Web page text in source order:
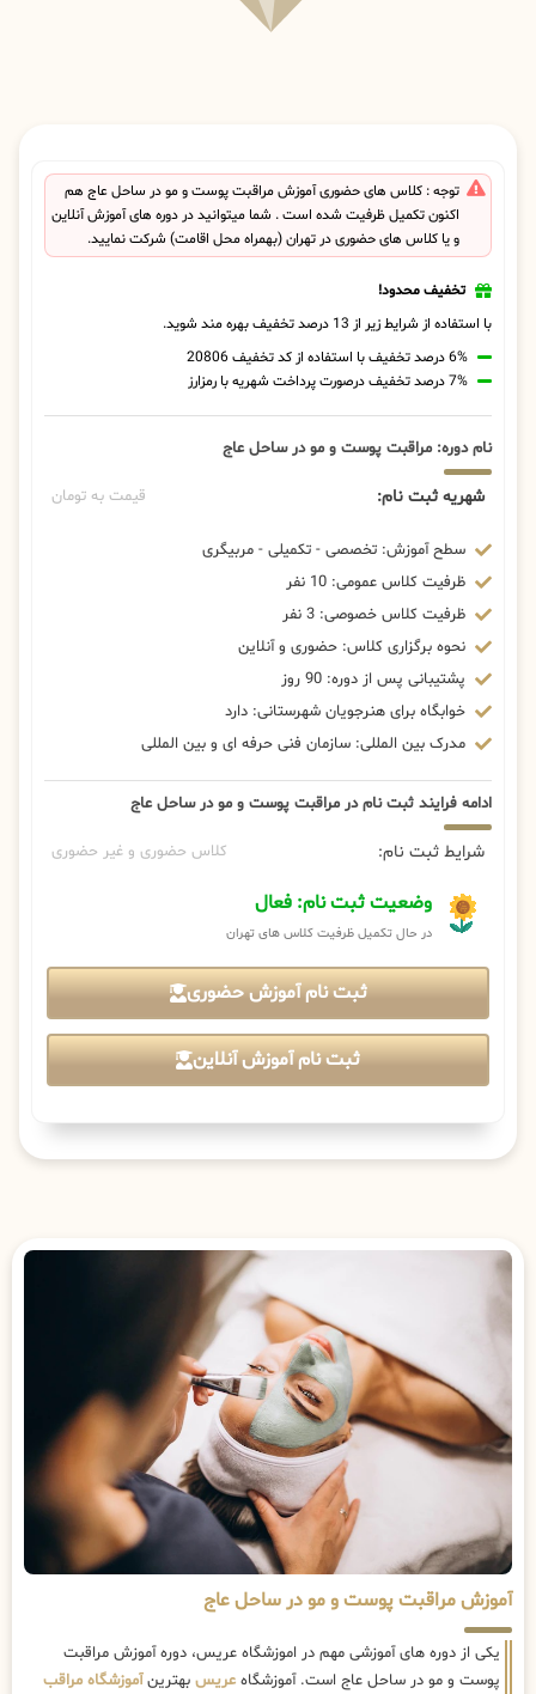
توجه : کلاس های حضوری آموزش مراقبت پوست و مو در ساحل عاج هم
اکنون تکمیل ظرفیت شده است . شما میتوانید در دوره های آموزش آنلاین
و یا کلاس های حضوری در تهران (بهمراه محل اقامت) شرکت نمایید.
تخفیف محدود!
با استفاده از شرایط زیر از 13 درصد تخفیف بهره مند شوید.
6% درصد تخفیف با استفاده از کد تخفیف 20806
7% درصد تخفیف درصورت پرداخت شهریه با رمزارز
نام دوره: مراقبت پوست و مو در ساحل عاج
شهریه ثبت نام: قیمت به تومان
سطح آموزش: تخصصی - تکمیلی - مربیگری
ظرفیت کلاس عمومی: 10 نفر
ظرفیت کلاس خصوصی: 3 نفر
نحوه برگزاری کلاس: حضوری و آنلاین
پشتیبانی پس از دوره: 90 روز
خوابگاه برای هنرجویان شهرستانی: دارد
مدرک بین المللی: سازمان فنی حرفه ای و بین المللی
ادامه فرایند ثبت نام در مراقبت پوست و مو در ساحل عاج
شرایط ثبت نام: کلاس حضوری و غیر حضوری
وضعیت ثبت نام: فعال
در حال تکمیل ظرفیت کلاس های تهران
ثبت نام آموزش حضوری
ثبت نام آموزش آنلاین
آموزش مراقبت پوست و مو در ساحل عاج
یکی از دوره های آموزشی مهم در اموزشگاه عریس، دوره آموزش مراقبت
پوست و مو در ساحل عاج است. آموزشگاه عریس بهترینآموزشگاه مراقب